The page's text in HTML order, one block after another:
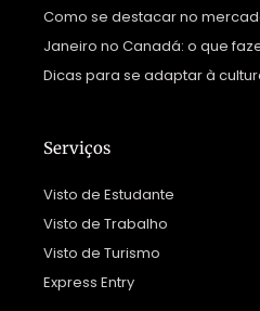
Como se destacar no
Janeiro no Canadá: o que
Dicas para se adaptar à
Serviços
Visto de Estudante
Visto de Trabalho
Visto de Turismo
Express Entry